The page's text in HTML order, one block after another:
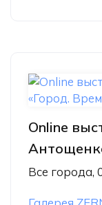
Online
Все города,